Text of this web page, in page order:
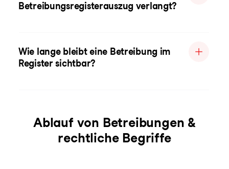
Betreibungsregisterauszug verlangt?
Wie lange bleibt eine Betreibung im
Register sichtbar?
Ablauf von Betreibungen &
rechtliche Begriffe